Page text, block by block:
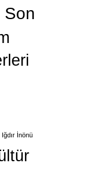
Son
Iğdır İnönü